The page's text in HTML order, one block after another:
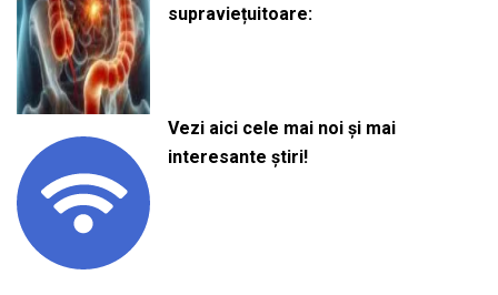
supraviețuitoare:
Vezi aici cele mai noi și mai
interesante știri!